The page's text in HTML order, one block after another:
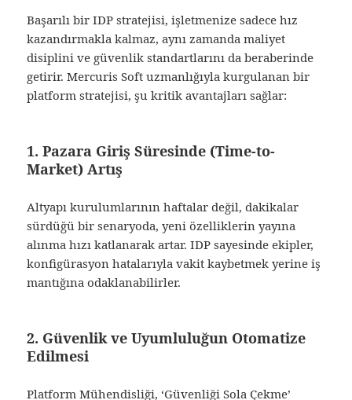
Başarılı bir IDP stratejisi, işletmenize sadece hız
kazandırmakla kalmaz, aynı zamanda maliyet
disiplini ve güvenlik standartlarını da beraberinde
getirir. Mercuris Soft uzmanlığıyla kurgulanan bir
platform stratejisi, şu kritik avantajları sağlar:
1. Pazara Giriş Süresinde (Time-to-
Market) Artış
Altyapı kurulumlarının haftalar değil, dakikalar
sürdüğü bir senaryoda, yeni özelliklerin yayına
alınma hızı katlanarak artar. IDP sayesinde ekipler,
konfigürasyon hatalarıyla vakit kaybetmek yerine iş
mantığına odaklanabilirler.
2. Güvenlik ve Uyumluluğun Otomatize
Edilmesi
Platform Mühendisliği, ‘Güvenliği Sola Çekme’